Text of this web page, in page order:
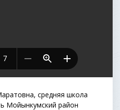
средняя школа
Мойынкумский район